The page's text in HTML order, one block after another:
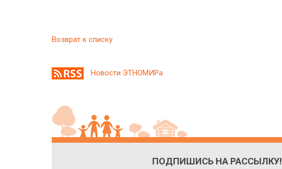
Возврат к списку
Новости ЭТНОМИРа
ПОДПИШИСЬ НА РАССЫЛКУ!